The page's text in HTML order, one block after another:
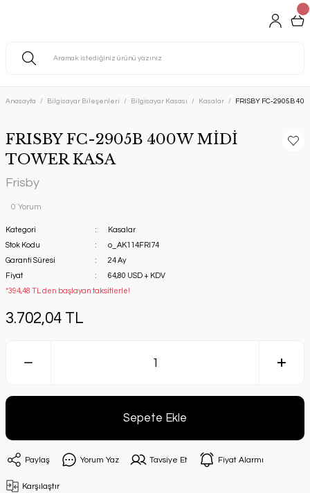
Anasayfa Bilgisayar Bileşenleri Bilgisayar Kasası Kasalar FRISBY FC-2905B
FRISBY FC-2905B 400W MİDİ
TOWER KASA
Frisby
0 Yorum
Kategori
Kasalar
Stok Kodu
o_AK114FRI74
Garanti Süresi
24 Ay
Fiyat
64,80 USD + KDV
*394,48 TL den başlayan taksitlerle!
3.702,04 TL
Sepete Ekle
Paylaş Yorum Yaz Tavsiye Et Fiyat Alarmı
Karşılaştır